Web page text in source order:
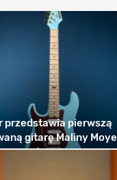
przedstawia pierwszą
gitarę Maliny Moye